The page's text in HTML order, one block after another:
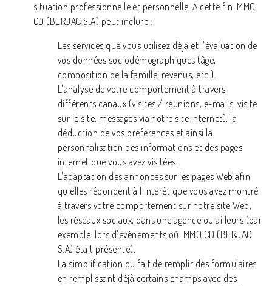
situation professionnelle et personnelle. À cette fin IMMO
CD (BERJAC S.A) peut inclure :
Les services que vous utilisez déjà et l'évaluation de
vos données sociodémographiques (âge,
composition de la famille, revenus, etc.).
L'analyse de votre comportement à travers
différents canaux (visites / réunions, e-mails, visite
sur le site, messages via notre site internet), la
déduction de vos préférences et ainsi la
personnalisation des informations et des pages
internet que vous avez visitées.
L'adaptation des annonces sur les pages Web afin
qu'elles répondent à l'intérêt que vous avez montré
à travers votre comportement sur notre site Web,
les réseaux sociaux, dans une agence ou ailleurs (par
exemple. lors d'événements où IMMO CD (BERJAC
S.A) était présente).
La simplification du fait de remplir des formulaires
en remplissant déjà certains champs avec des